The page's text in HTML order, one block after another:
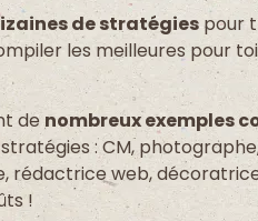
de stratégies pour
les meilleures pour
de nombreux exemples
: CM,
rédactrice web,
!